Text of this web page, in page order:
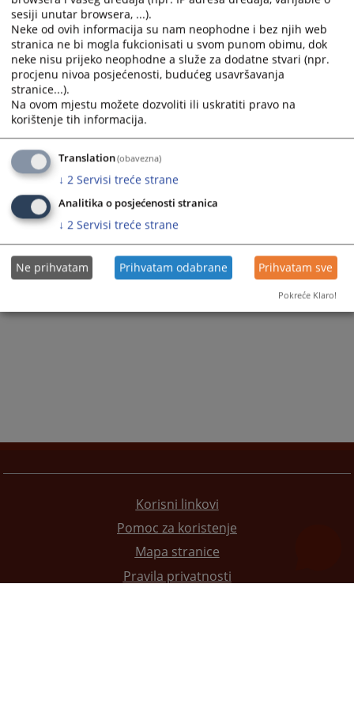
2879 PREGLEDA
Korisni linkovi
Pomoc za koristenje
Mapa stranice
Pravila privatnosti
sesiji unutar browsera, ...).
Neke od ovih informacija su nam neophodne i bez njih web
stranica ne bi mogla fukcionisati u svom punom obimu, dok
neke nisu prijeko neophodne a služe za dodatne stvari (npr.
procjenu nivoa posjećenosti, budućeg usavršavanja
stranice...).
Na ovom mjestu možete dozvoliti ili uskratiti pravo na
korištenje tih informacija.
Translation(obavezna)
↓ 2 Servisi treće strane
Analitika o posjećenosti stranica
↓ 2 Servisi treće strane
Ne prihvatam Prihvatam odabrane Prihvatam sve
Pokreće Klaro!